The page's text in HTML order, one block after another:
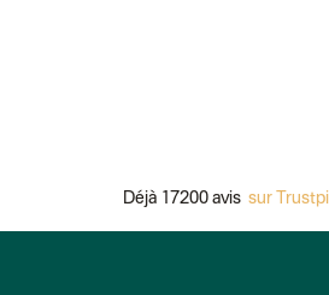
Déjà 17200 avis sur Trustpilot